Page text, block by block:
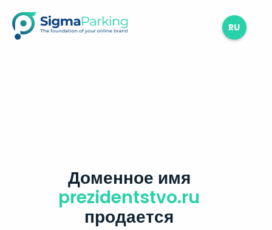
RU
Доменное имя
prezidentstvo.ru
продается